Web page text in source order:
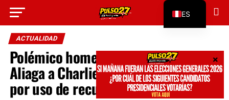
ACTUALIDAD
Polémico homenaje de Rafael López
Aliaga a Charlie Kirk genera críticas
por uso de recursos públicos
Go to mobile version
ES
EN